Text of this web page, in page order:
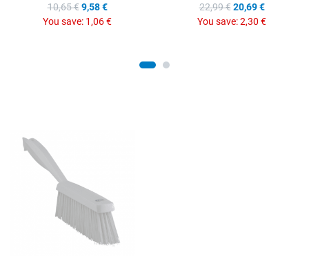
10,65 € 9,58 €
You save: 1,06 €
22,99 € 20,69 €
You save:2,30 €